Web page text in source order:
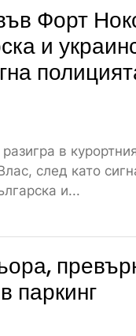
Форт
и
в
след като
и...
паркинг